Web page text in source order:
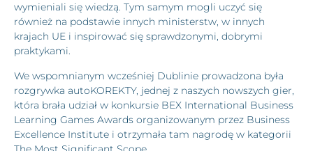
wymieniali się wiedzą. Tym samym mogli uczyć się
również na podstawie innych ministerstw, w innych
krajach UE i inspirować się sprawdzonymi, dobrymi
praktykami.
We wspomnianym wcześniej Dublinie prowadzona była
rozgrywka autoKOREKTY, jednej z naszych nowszych gier,
która brała udział w konkursie BEX International Business
Learning Games Awards organizowanym przez Business
Excellence Institute i otrzymała tam nagrodę w kategorii